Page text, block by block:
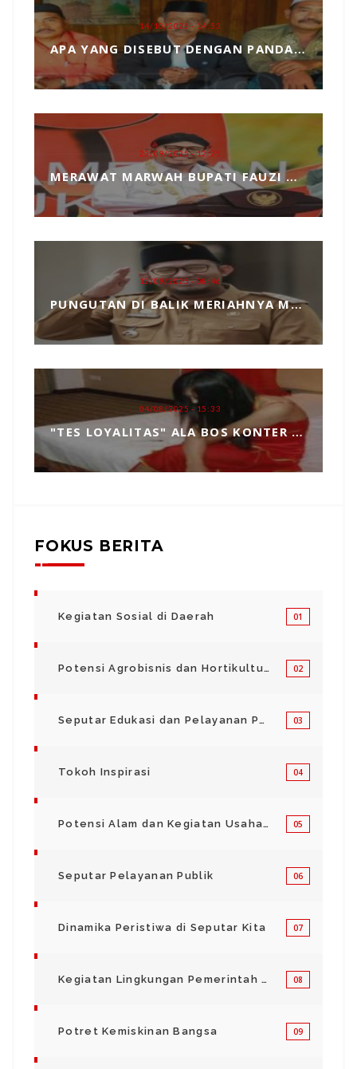
14/10/2025 - 14:53
APA YANG DISEBUT DENGAN PANDANGAN DUNIA, MARI KITA ULAS SECARA SEDERHANA
23/09/2025 - 12:25
MERAWAT MARWAH BUPATI FAUZI DARI TANGAN JAHIL PENYELENGGARA EVENT MCF 2025
12/09/2025 - 08:46
PUNGUTAN DI BALIK MERIAHNYA MADURA CULTURE FESTIVAL 2025 RP739 JUTA DAN PENGKHIANATAN TERHADAP BUPATI FAUZI
04/08/2025 - 15:33
"TES LOYALITAS" ALA BOS KONTER HP, TOPENG MANIPULASI BERKEDOK KEPERCAYAAN
FOKUS BERITA
Kegiatan Sosial di Daerah 01
Potensi Agrobisnis dan Hortikultura 02
Seputar Edukasi dan Pelayanan Pendidikan 03
Tokoh Inspirasi 04
Potensi Alam dan Kegiatan Usaha Kecil Menegah 05
Seputar Pelayanan Publik 06
Dinamika Peristiwa di Seputar Kita 07
Kegiatan Lingkungan Pemerintah Kabupaten di Indonesia 08
Potret Kemiskinan Bangsa 09